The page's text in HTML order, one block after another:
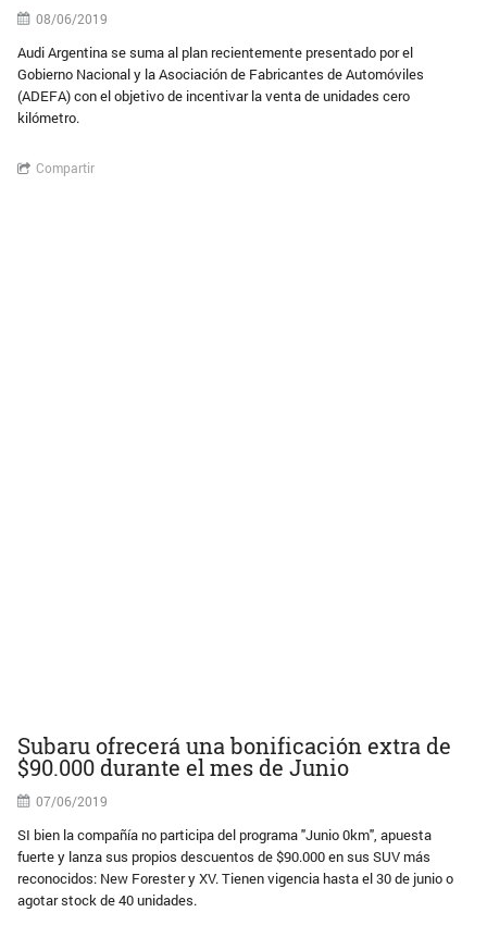
08/06/2019
Audi Argentina se suma al plan recientemente presentado por el
Gobierno Nacional y la Asociación de Fabricantes de Automóviles
(ADEFA) con el objetivo de incentivar la venta de unidades cero
kilómetro.
Compartir
Subaru ofrecerá una bonificación extra de
$90.000 durante el mes de Junio
07/06/2019
SI bien la compañía no participa del programa "Junio 0km", apuesta
fuerte y lanza sus propios descuentos de $90.000 en sus SUV más
reconocidos: New Forester y XV. Tienen vigencia hasta el 30 de junio o
agotar stock de 40 unidades.